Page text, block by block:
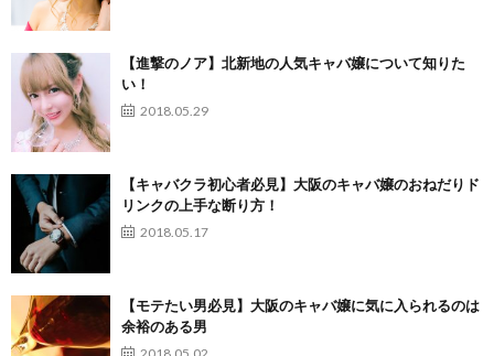
【進撃のノア】北新地の人気キャバ嬢について知りた
い！
2018.05.29
【キャバクラ初心者必見】大阪のキャバ嬢のおねだりド
リンクの上手な断り方！
2018.05.17
【モテたい男必見】大阪のキャバ嬢に気に入られるのは
余裕のある男